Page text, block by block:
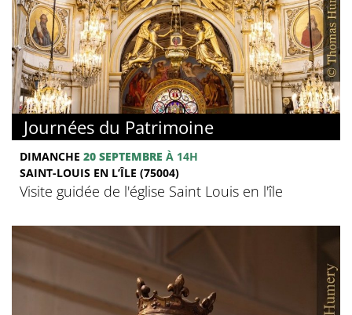
Journées du Patrimoine
DIMANCHE 20 SEPTEMBRE À 14H
SAINT-LOUIS EN L’ÎLE (75004)
Visite guidée de l'église Saint Louis en l'île